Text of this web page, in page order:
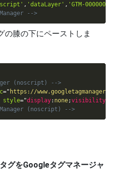
, 'dataLayer' , 'GTM-0000000'
-->
の膝の下にペーストしま
(noscript) -->
=" https://
style="display: none;visibility:
(noscript) -->
グをGoogleタグマネージャ